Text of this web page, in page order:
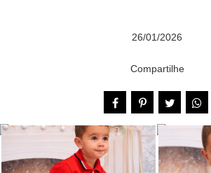
26/01/2026
Compartilhe